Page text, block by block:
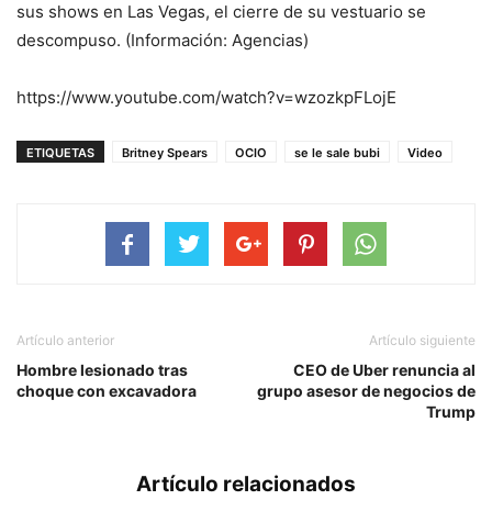
sus shows en Las Vegas, el cierre de su vestuario se
descompuso. (Información: Agencias)
https://www.youtube.com/watch?v=wzozkpFLojE
ETIQUETAS Britney Spears OCIO se le sale bubi Video
Artículo anterior
Hombre lesionado tras
choque con excavadora
Artículo siguiente
CEO de Uber renuncia al
grupo asesor de negocios de
Trump
Artículo relacionados